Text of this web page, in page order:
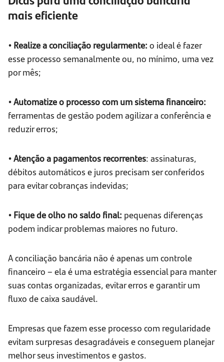
mais eficiente
• Realize a conciliação regularmente: o ideal é fazer
esse processo semanalmente ou, no mínimo, uma vez
por mês;
• Automatize o processo com um sistema financeiro:
ferramentas de gestão podem agilizar a conferência e
reduzir erros;
• Atenção a pagamentos recorrentes: assinaturas,
débitos automáticos e juros precisam ser conferidos
para evitar cobranças indevidas;
• Fique de olho no saldo final: pequenas diferenças
podem indicar problemas maiores no futuro.
A conciliação bancária não é apenas um controle
financeiro – ela é uma estratégia essencial para manter
suas contas organizadas, evitar erros e garantir um
fluxo de caixa saudável.
Empresas que fazem esse processo com regularidade
evitam surpresas desagradáveis e conseguem planejar
melhor seus investimentos e gastos.